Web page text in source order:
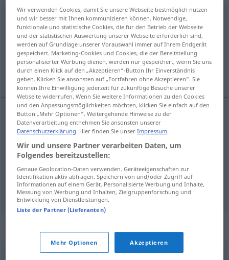
Prüfungf
Übersicht aller Übersetzungen
(Für mehr Details die Übersetzung anklicken/antippen)
het examen, beproeving, keuring, onderzoek
keuring, (het)onderzoek Prüfung
(het)examen Prüfung
beproeving Prüfung
Wir verwenden Cookies, damit Sie unsere Webseite bestmöglich nutzen
und wir besser mit Ihnen kommunizieren können. Notwendige,
funktionale und statistische Cookies, die für den Betrieb der Webseite
und der statistischen Auswertung unserer Webseite erforderlich sind,
werden auf Grundlage unserer Vorauswahl immer auf Ihrem Endgerät
gespeichert. Marketing-Cookies und Cookies, die der Bereitstellung
personalisierter Werbung dienen, werden nur gespeichert, wenn Sie uns
durch einen Klick auf den „Akzeptieren“-Button Ihr Einverständnis
geben. Klicken Sie ansonsten auf „Fortfahren ohne Akzeptieren“. Sie
können Ihre Einwilligung jederzeit für zukünftige Besuche unserer
Webseite widerrufen. Wenn Sie weitere Informationen zu den Cookies
und den Anpassungsmöglichkeiten möchten, klicken Sie einfach auf den
Button „Mehr Optionen“. Weitergehende Hinweise zu der
Datenverarbeitung entnehmen Sie ansonsten unserer
Datenschutzerklärung. Hier finden Sie unserImpressum.
Wir und unsere Partner verarbeiten Daten, um
Folgendes bereitzustellen:
Genaue Geolocation-Daten verwenden. Geräteeigenschaften zur
Identifikation aktiv abfragen. Speichern von und/oder Zugriff auf
Informationen auf einem Gerät. Personalisierte Werbung und Inhalte,
Messung von Werbung und Inhalten, Zielgruppenforschung und
Entwicklung von Dienstleistungen.
Liste der Partner (Lieferanten)
Mehr Optionen Akzeptieren